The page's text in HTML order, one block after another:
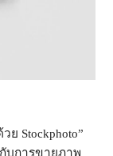
ย Stockphoto”
กับการขายภาพ